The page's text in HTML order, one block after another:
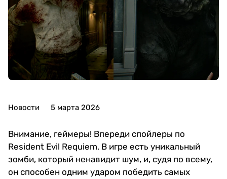
Новости 5 марта 2026
Внимание, геймеры! Впереди спойлеры по
Resident Evil Requiem. В игре есть уникальный
зомби, который ненавидит шум, и, судя по всему,
он способен одним ударом победить самых